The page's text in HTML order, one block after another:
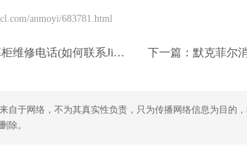
anmoyi/683781.html
话(如何联系JiXUE风幕柜维修电话？) 下一篇：默克菲尔消毒柜服
自于网络，不为其真实性负责，只为传播网络信息为目的
除。